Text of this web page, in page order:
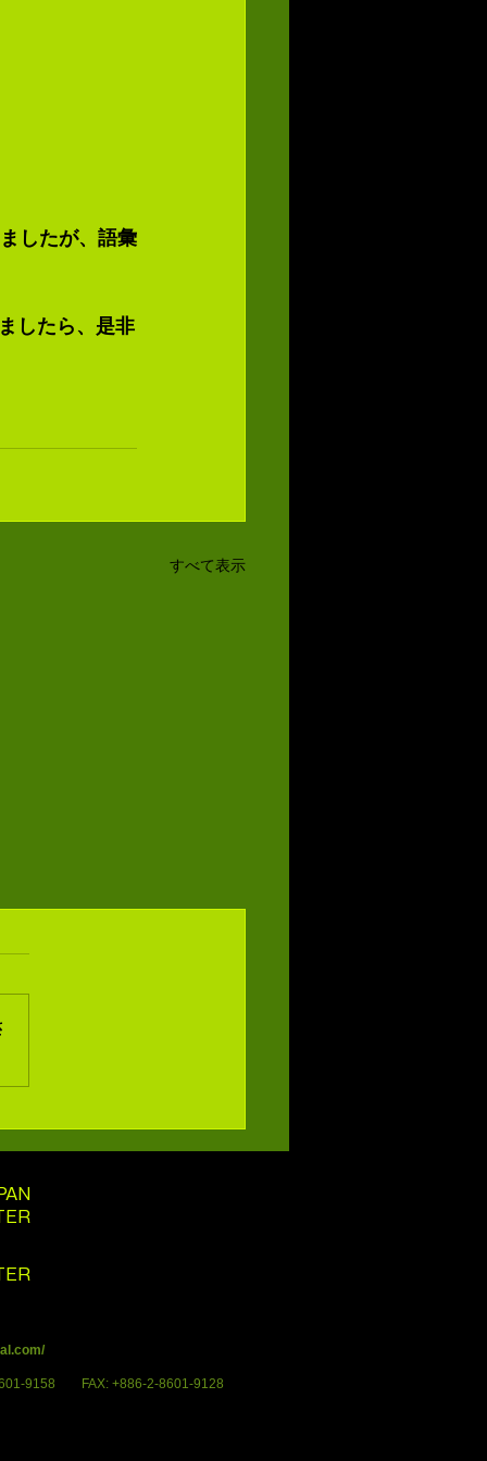
したが、語彙
したら、是非
すべて表示
9158 FAX: +886-2-8601-9128